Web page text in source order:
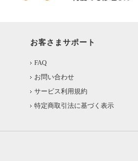
お客さまサポート
FAQ
お問い合わせ
サービス利用規約
特定商取引法に基づく表示